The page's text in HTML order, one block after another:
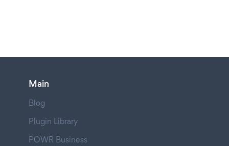
Main
Blog
Plugin Library
POWR Business